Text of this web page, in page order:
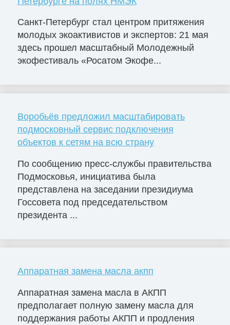
Санкт-Петербург стал центром притяжения
молодых экоактивистов и экспертов: 21 мая
здесь прошел масштабный Молодежный
экофестиваль «Росатом Экофе...
Воробьёв предложил масштабировать
подмосковный сервис подключения
объектов к сетям на всю страну
По сообщению пресс-службы правительства
Подмосковья, инициатива была
представлена на заседании президиума
Госсовета под председательством
президента ...
Аппаратная замена масла акпп
Аппаратная замена масла в АКПП
предполагает полную замену масла для
поддержания работы АКПП и продления